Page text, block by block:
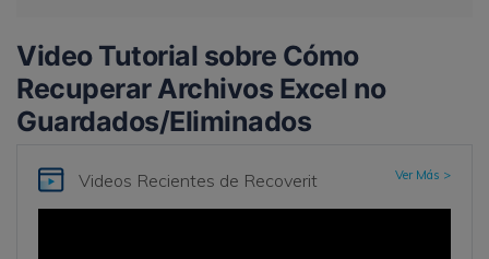
Video Tutorial sobre Cómo
Recuperar Archivos Excel no
Guardados/Eliminados
Videos Recientes de Recoverit Ver Más >